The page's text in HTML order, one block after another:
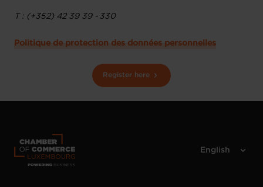
T : (+352) 42 39 39 - 330
Politique de protection des données personnelles
Register here